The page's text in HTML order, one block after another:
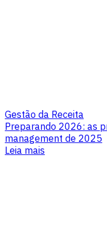
Gestão da Receita
Preparando 2026: as
management de 2025
Leia mais